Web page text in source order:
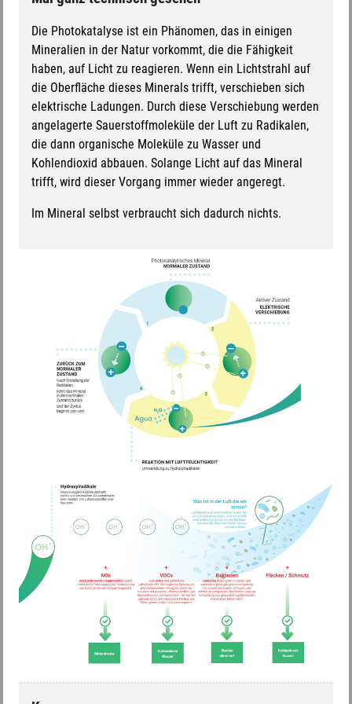
Die Photokatalyse ist ein Phänomen, das in einigen
Mineralien in der Natur vorkommt, die die Fähigkeit
haben, auf Licht zu reagieren. Wenn ein Lichtstrahl auf
die Oberfläche dieses Minerals trifft, verschieben sich
elektrische Ladungen. Durch diese Verschiebung werden
angelagerte Sauerstoffmoleküle der Luft zu Radikalen,
die dann organische Moleküle zu Wasser und
Kohlendioxid abbauen. Solange Licht auf das Mineral
trifft, wird dieser Vorgang immer wieder angeregt.
Im Mineral selbst verbraucht sich dadurch nichts.